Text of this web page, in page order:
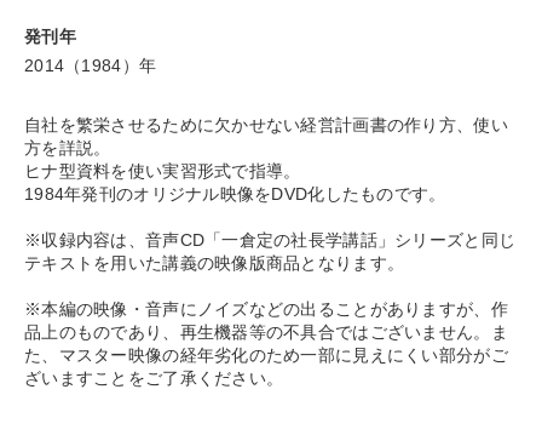
発刊年
2014（1984）年
自社を繁栄させるために欠かせない経営計画書の作り方、使い
方を詳説。
ヒナ型資料を使い実習形式で指導。
1984年発刊のオリジナル映像をDVD化したものです。
※収録内容は、音声CD「一倉定の社長学講話」シリーズと同じ
テキストを用いた講義の映像版商品となります。
※本編の映像・音声にノイズなどの出ることがありますが、作
品上のものであり、再生機器等の不具合ではございません。ま
た、マスター映像の経年劣化のため一部に見えにくい部分がご
ざいますことをご了承ください。